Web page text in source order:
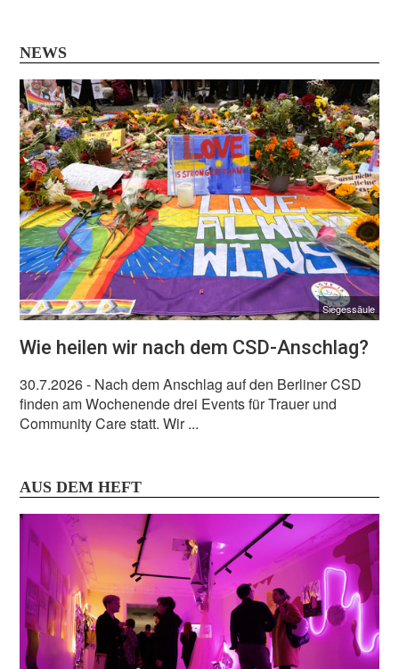
NEWS
Siegessäule
Wie heilen wir nach dem CSD-Anschlag?
30.7.2026- Nach dem Anschlag auf den Berliner CSD
finden am Wochenende drei Events für Trauer und
Community Care statt. Wir ...
AUS DEM HEFT